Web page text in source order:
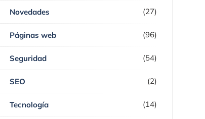
Novedades (27)
Páginas web (96)
Seguridad (54)
SEO (2)
Tecnología (14)